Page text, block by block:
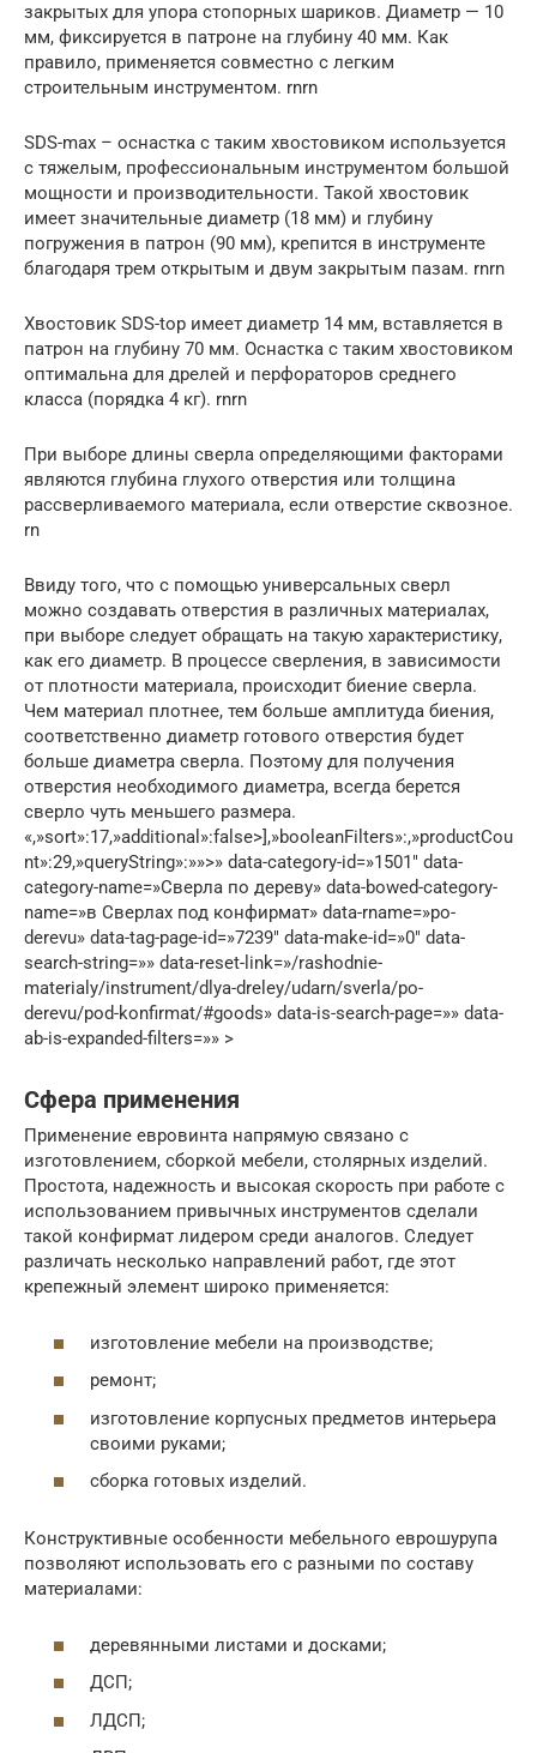
закрытых для упора стопорных шариков. Диаметр — 10
мм, фиксируется в патроне на глубину 40 мм. Как
правило, применяется совместно с легким
строительным инструментом. rnrn
SDS-max – оснастка с таким хвостовиком используется
с тяжелым, профессиональным инструментом большой
мощности и производительности. Такой хвостовик
имеет значительные диаметр (18 мм) и глубину
погружения в патрон (90 мм), крепится в инструменте
благодаря трем открытым и двум закрытым пазам. rnrn
Хвостовик SDS-top имеет диаметр 14 мм, вставляется в
патрон на глубину 70 мм. Оснастка с таким хвостовиком
оптимальна для дрелей и перфораторов среднего
класса (порядка 4 кг). rnrn
При выборе длины сверла определяющими факторами
являются глубина глухого отверстия или толщина
рассверливаемого материала, если отверстие сквозное.
rn
Ввиду того, что с помощью универсальных сверл
можно создавать отверстия в различных материалах,
при выборе следует обращать на такую характеристику,
как его диаметр. В процессе сверления, в зависимости
от плотности материала, происходит биение сверла.
Чем материал плотнее, тем больше амплитуда биения,
соответственно диаметр готового отверстия будет
больше диаметра сверла. Поэтому для получения
отверстия необходимого диаметра, всегда берется
сверло чуть меньшего размера.
«,»sort»:17,»additional»:false>],»booleanFilters»:,»productCou
nt»:29,»queryString»:»»>» data-category-id=»1501″ data-
category-name=»Сверла по дереву» data-bowed-category-
name=»в Сверлах под конфирмат» data-rname=»po-
derevu» data-tag-page-id=»7239″ data-make-id=»0″ data-
search-string=»» data-reset-link=»/rashodnie-
materialy/instrument/dlya-dreley/udarn/sverla/po-
derevu/pod-konfirmat/#goods» data-is-search-page=»» data-
ab-is-expanded-filters=»» >
Сфера применения
Применение евровинта напрямую связано с
изготовлением, сборкой мебели, столярных изделий.
Простота, надежность и высокая скорость при работе с
использованием привычных инструментов сделали
такой конфирмат лидером среди аналогов. Следует
различать несколько направлений работ, где этот
крепежный элемент широко применяется:
изготовление мебели на производстве;
ремонт;
изготовление корпусных предметов интерьера
своими руками;
сборка готовых изделий.
Конструктивные особенности мебельного еврошурупа
позволяют использовать его с разными по составу
материалами:
деревянными листами и досками;
ДСП;
ЛДСП;